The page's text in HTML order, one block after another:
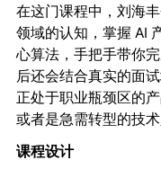
在这门课程中，刘海
领域的认知，掌握 AI
心算法，手把手带你
后还会结合真实的面
正处于职业瓶颈区的
或者是急需转型的技
课程设计